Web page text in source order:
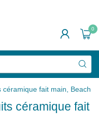
0
fait main, Beach
céramique fait